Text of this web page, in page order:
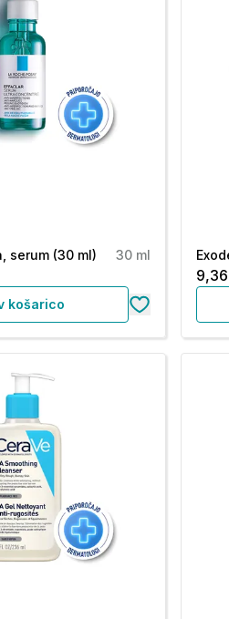
serum (30 ml) 30 ml
košarico